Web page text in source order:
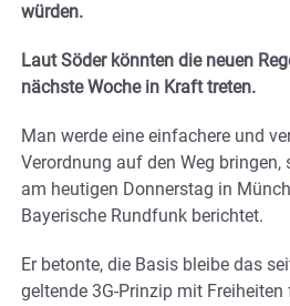
würden.
Laut Söder könnten die neuen
nächste Woche in Kraft treten.
Man werde eine einfachere und
Verordnung auf den Weg bringen,
am heutigen Donnerstag in
Bayerische Rundfunk berichtet.
Er betonte, die Basis bleibe das
geltende 3G-Prinzip mit